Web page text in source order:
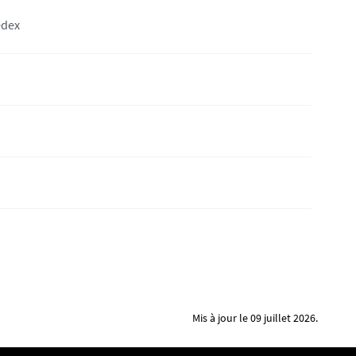
Mis à jour le 09 juillet 2026.